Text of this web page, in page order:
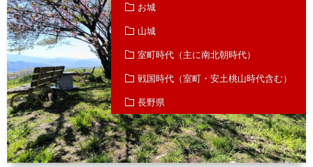
お城
山城
室町時代（主に南北朝時代）
戦国時代（室町・安土桃山時代含む）
長野県